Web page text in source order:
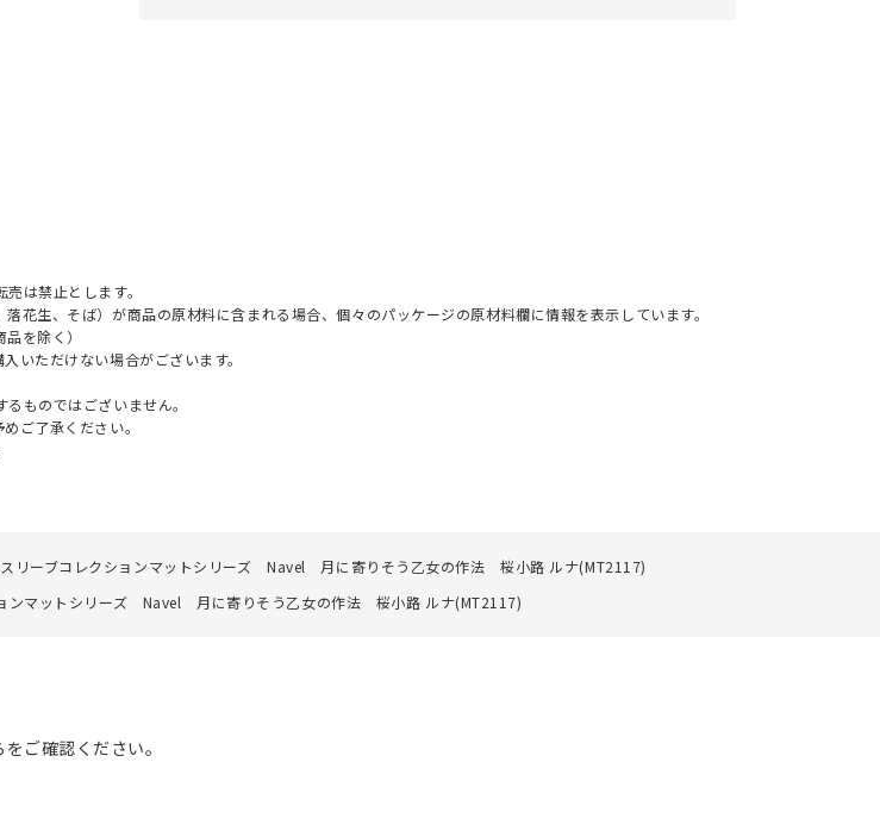
は禁止とします。
生、そば）が商品の原材料に含まれる場合、個々のパッケージの原材料欄に情報を表示しています。
を除く）
いただけない場合がございます。
ものではございません。
ご了承ください。
リーブコレクションマットシリーズ Navel 月に寄りそう乙女の作法 桜小路 ルナ(MT2117)
ンマットシリーズ Navel 月に寄りそう乙女の作法 桜小路 ルナ(MT2117)
ご確認ください。